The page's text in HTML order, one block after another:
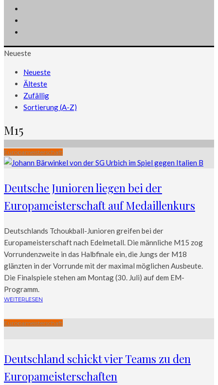
Neueste
Neueste
Älteste
Zufällig
Sortierung (A-Z)
M15
Europameisterschaft
Deutsche Junioren liegen bei der
Europameisterschaft auf Medaillenkurs
Deutschlands Tchoukball-Junioren greifen bei der
Europameisterschaft nach Edelmetall. Die männliche M15 zog
Vorrundenzweite in das Halbfinale ein, die Jungs der M18
glänzten in der Vorrunde mit der maximal möglichen Ausbeute.
Die Finalspiele stehen am Montag (30. Juli) auf dem EM-
Programm.
WEITERLESEN
Europameisterschaft
Deutschland schickt vier Teams zu den
Europameisterschaften